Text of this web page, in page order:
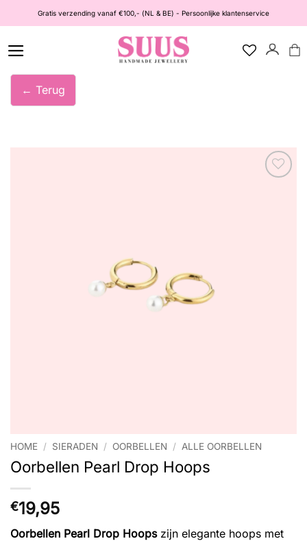
naar
inhoud
Gratis verzending vanaf €100,- (NL & BE) - Persoonlijke klantenservice
← Terug
HOME / SIERADEN / OORBELLEN / ALLE OORBELLEN
Oorbellen Pearl Drop Hoops
€19,95
Oorbellen Pearl Drop Hoopszijn elegante hoops met